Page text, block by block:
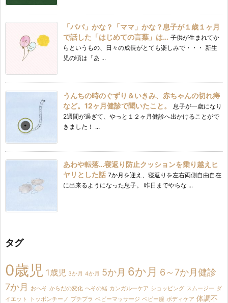
「パパ」かな？「ママ」かな？息子が１歳１ヶ月
で話した「はじめての言葉」は… 子供が生まれてか
らというもの、日々の成長がとても楽しみで・・・ 新生
児の頃は「あ ...
うんちの時のぐずり＆いきみ、赤ちゃんの切れ痔
など。12ヶ月健診で聞いたこと。
息子が一歳になり
2週間が過ぎて、やっと１２ヶ月健診へ出かけることがで
きました！ ...
あわや転落…寝返り防止クッションを乗り越えヒ
ヤリとした話 7か月を迎え、寝返りを左右両側自由自在
に出来るようになった息子。 昨日までやらな ...
タグ
0歳児 1歳児 3か月 4か月 5か月 6か月 6～7か月健診
7か月
おへそ からだの変化 へその緒 カンガルーケア ショッピング スムージー ダ
イエット
トッポンチーノ プチプラ ベビーマッサージ ベビー服 ボディケア 体調不